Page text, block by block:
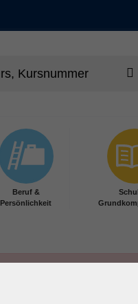
Beruf &
Persönlichkeit